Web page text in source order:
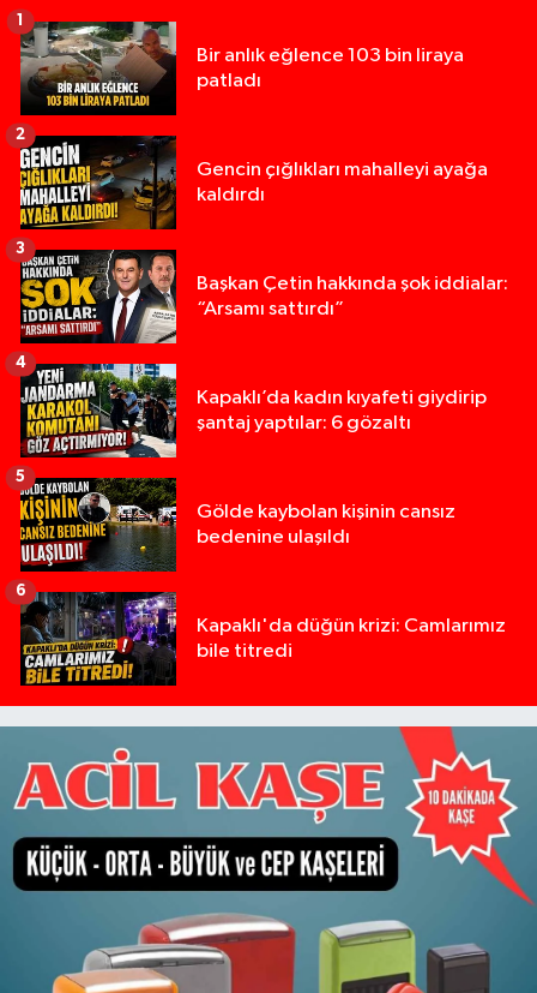
Bir anlık eğlence 103 bin liraya
patladı
1
Gencin çığlıkları mahalleyi ayağa
kaldırdı
2
Başkan Çetin hakkında şok iddialar:
“Arsamı sattırdı”
3
Kapaklı’da kadın kıyafeti giydirip
şantaj yaptılar: 6 gözaltı
4
Gölde kaybolan kişinin cansız
bedenine ulaşıldı
5
Kapaklı'da düğün krizi: Camlarımız
bile titredi
6